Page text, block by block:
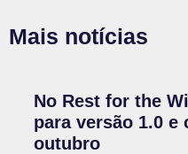
Mais notícias
No Rest for the
para versão 1.0 e
outubro